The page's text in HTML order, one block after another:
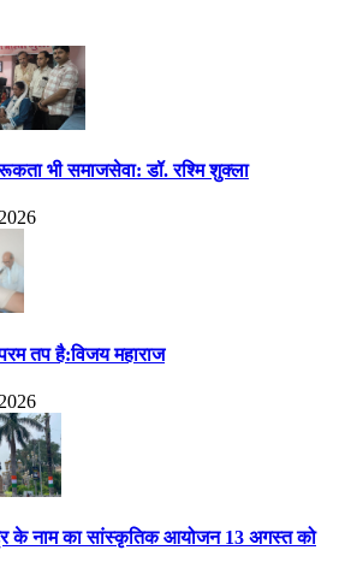
भी समाजसेवा: डॉ. रश्मि शुक्ला
तप है:विजय महाराज
के नाम का सांस्कृतिक आयोजन 13 अगस्त को